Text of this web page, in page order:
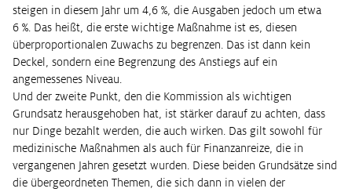
steigen in diesem Jahr um 4,6 %, die Ausgaben jedoch um etwa
6 %. Das heißt, die erste wichtige Maßnahme ist es, diesen
überproportionalen Zuwachs zu begrenzen. Das ist dann kein
Deckel, sondern eine Begrenzung des Anstiegs auf ein
angemessenes Niveau.
Und der zweite Punkt, den die Kommission als wichtigen
Grundsatz herausgehoben hat, ist stärker darauf zu achten, dass
nur Dinge bezahlt werden, die auch wirken. Das gilt sowohl für
medizinische Maßnahmen als auch für Finanzanreize, die in
vergangenen Jahren gesetzt wurden. Diese beiden Grundsätze sind
die übergeordneten Themen, die sich dann in vielen der